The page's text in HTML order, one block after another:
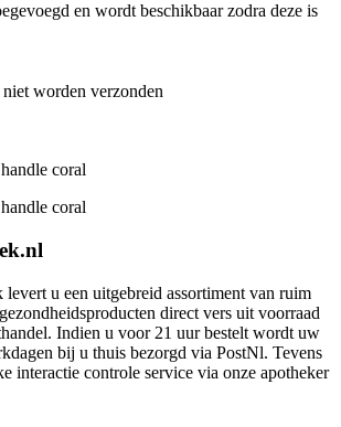
en wordt beschikbaar zodra deze is
worden verzonden
levert u een uitgebreid assortiment van ruim
direct vers uit voorraad
Indien u voor 21 uur bestelt wordt uw
bij u thuis bezorgd via PostNl. Tevens
interactie controle service via onze apotheker